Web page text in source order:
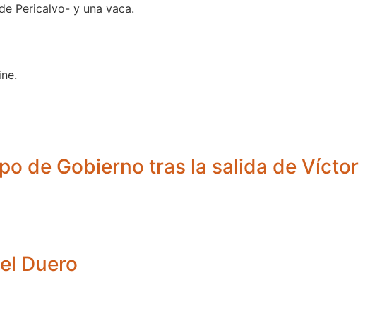
Pericalvo- y una vaca.
de Gobierno tras la salida de Víctor
Duero